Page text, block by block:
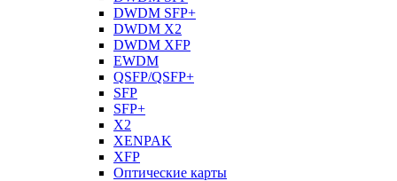
DWDM SFP+
DWDM X2
DWDM XFP
EWDM
QSFP/QSFP+
SFP
SFP+
X2
XENPAK
XFP
Оптические карты